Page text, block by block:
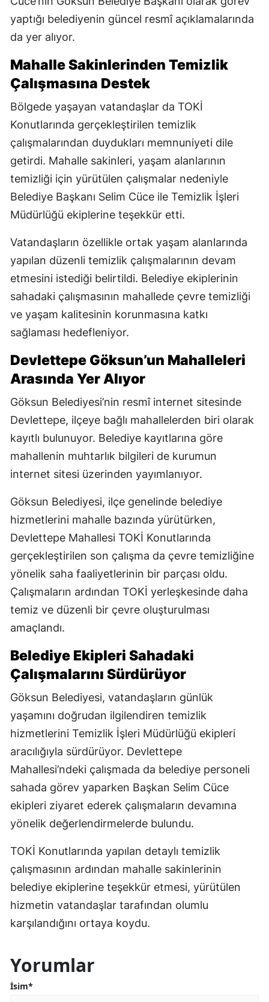
yaptığı belediyenin güncel resmî açıklamalarında
da yer alıyor.
Mahalle Sakinlerinden Temizlik
Çalışmasına Destek
Bölgede yaşayan vatandaşlar da TOKİ
Konutlarında gerçekleştirilen temizlik
çalışmalarından duydukları memnuniyeti dile
getirdi. Mahalle sakinleri, yaşam alanlarının
temizliği için yürütülen çalışmalar nedeniyle
Belediye Başkanı Selim Cüce ile Temizlik İşleri
Müdürlüğü ekiplerine teşekkür etti.
Vatandaşların özellikle ortak yaşam alanlarında
yapılan düzenli temizlik çalışmalarının devam
etmesini istediği belirtildi. Belediye ekiplerinin
sahadaki çalışmasının mahallede çevre temizliği
ve yaşam kalitesinin korunmasına katkı
sağlaması hedefleniyor.
Devlettepe Göksun’un Mahalleleri
Arasında Yer Alıyor
Göksun Belediyesi’nin resmî internet sitesinde
Devlettepe, ilçeye bağlı mahallelerden biri olarak
kayıtlı bulunuyor. Belediye kayıtlarına göre
mahallenin muhtarlık bilgileri de kurumun
internet sitesi üzerinden yayımlanıyor.
Göksun Belediyesi, ilçe genelinde belediye
hizmetlerini mahalle bazında yürütürken,
Devlettepe Mahallesi TOKİ Konutlarında
gerçekleştirilen son çalışma da çevre temizliğine
yönelik saha faaliyetlerinin bir parçası oldu.
Çalışmaların ardından TOKİ yerleşkesinde daha
temiz ve düzenli bir çevre oluşturulması
amaçlandı.
Belediye Ekipleri Sahadaki
Çalışmalarını Sürdürüyor
Göksun Belediyesi, vatandaşların günlük
yaşamını doğrudan ilgilendiren temizlik
hizmetlerini Temizlik İşleri Müdürlüğü ekipleri
aracılığıyla sürdürüyor. Devlettepe
Mahallesi’ndeki çalışmada da belediye personeli
sahada görev yaparken Başkan Selim Cüce
ekipleri ziyaret ederek çalışmaların devamına
yönelik değerlendirmelerde bulundu.
TOKİ Konutlarında yapılan detaylı temizlik
çalışmasının ardından mahalle sakinlerinin
belediye ekiplerine teşekkür etmesi, yürütülen
hizmetin vatandaşlar tarafından olumlu
karşılandığını ortaya koydu.
Yorumlar
İsim*